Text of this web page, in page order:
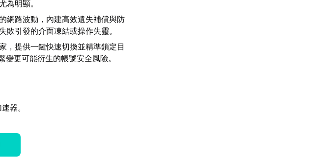
為明顯。
網路波動，內建高效遺失補償與防
引發的介面凍結或操作失靈。
，提供一鍵快速切換並精準鎖定目
更可能衍生的帳號安全風險。
器。